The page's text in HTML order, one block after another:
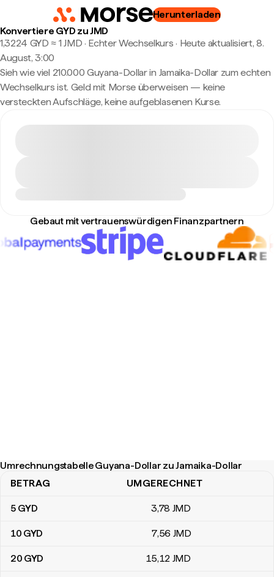
Herunterladen
Konvertiere GYD zu JMD
1,3224 GYD ≈ 1 JMD · Echter Wechselkurs · Heute aktualisiert, 8.
August, 3:00
Sieh wie viel 210.000 Guyana-Dollar in Jamaika-Dollar zum echten
Wechselkurs ist. Geld mit Morse überweisen — keine
versteckten Aufschläge, keine aufgeblasenen Kurse.
Gebaut mit vertrauenswürdigen Finanzpartnern
Umrechnungstabelle Guyana-Dollar zu Jamaika-Dollar
Umrechnungstabelle Guyana-Dollar zu Jamaika-Dollar
BETRAG UMGERECHNET
5 GYD 3,78 JMD
10 GYD 7,56 JMD
20 GYD 15,12 JMD